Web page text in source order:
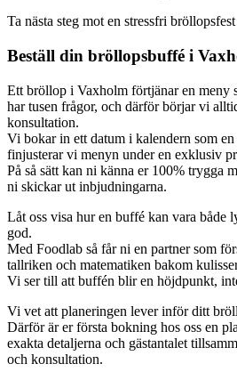
Ta nästa steg mot en stressfri bröllopsfest
Beställ din bröllopsbuffé i
Ett bröllop i Vaxholm förtjänar en meny
har tusen frågor, och därför börjar vi
konsultation.
Vi bokar in ett datum i kalendern som
finjusterar vi menyn under en exklusiv
På så sätt kan ni känna er 100% trygga
ni skickar ut inbjudningarna.
Låt oss visa hur en buffé kan vara
god.
Med Foodlab så får ni en partner som
tallriken och matematiken bakom
Vi ser till att buffén blir en höjdpunkt,
Vi vet att planeringen lever inför ditt
Därför är er första bokning hos oss en
exakta detaljerna och gästantalet
och konsultation.